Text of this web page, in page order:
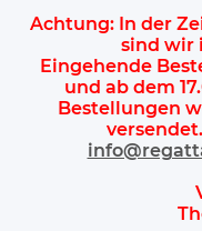
Achtung: In der
sind wir
Eingehende
und ab dem
Bestellungen